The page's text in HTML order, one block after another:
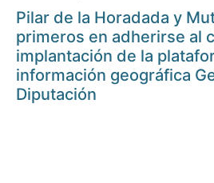
Pilar de la Horadada y
primeros en adherirse al
implantación de la
información geográfica
Diputación